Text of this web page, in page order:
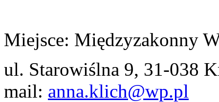
Miejsce: Międzyzakonny
ul. Starowiślna 9, 31-038
mail: anna.klich@wp.pl